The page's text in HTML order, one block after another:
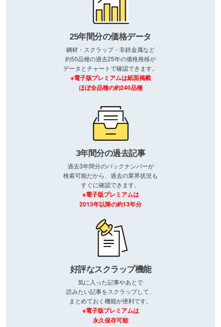
25年間分の価格データ
鋼材・スクラップ・非鉄金属など
約50品種の過去25年の価格推移が
データとチャートで確認できます。
※電子版プレミアムは紙面掲載
ほぼ全品種の約240品種
3年間分の過去記事
過去3年間分のバックナンバーが
検索可能だから、過去の業界状況も
すぐに確認できます。
※電子版プレミアムは
2013年以降の約13年分
好評なスクラップ機能
気に入った記事やあとで
読みたい記事をスクラップして、
まとめておく機能が便利です。
※電子版プレミアムは
永久保存可能